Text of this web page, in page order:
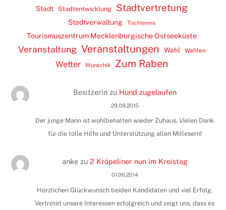
Stadt Stadtentwicklung Stadtvertretung
Stadtverwaltung Tischtennis
Tourismuszentrum Mecklenburgische Ostseeküste
Veranstaltung Veranstaltungen Wahl Wahlen
Wetter Wunschik Zum Raben
Besitzerinzu Hund zugelaufen
29.08.2015
Der junge Mann ist wohlbehalten wieder Zuhaus. Vielen Dank
für die tolle Hilfe und Unterstützung allen Mitlesern!
ankezu 2 Kröpeliner nun im Kreistag
01.06.2014
Herzlichen Glückwunsch beiden Kandidaten und viel Erfolg.
Vertretet unsere Interessen erfolgreich und zeigt uns, dass es